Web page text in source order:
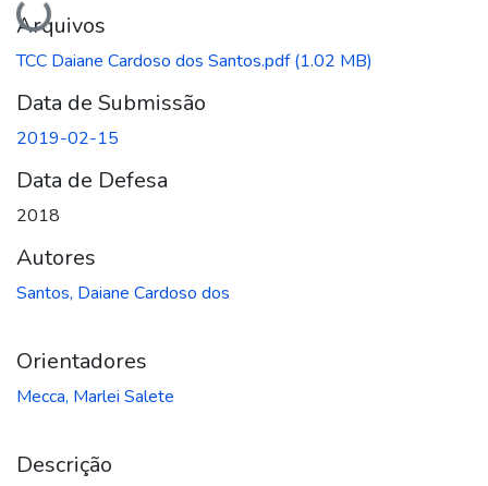
Carregando...
Arquivos
TCC Daiane Cardoso dos Santos.pdf(1.02 MB)
Data de Submissão
2019-02-15
Data de Defesa
2018
Autores
Santos, Daiane Cardoso dos
Orientadores
Mecca, Marlei Salete
Descrição